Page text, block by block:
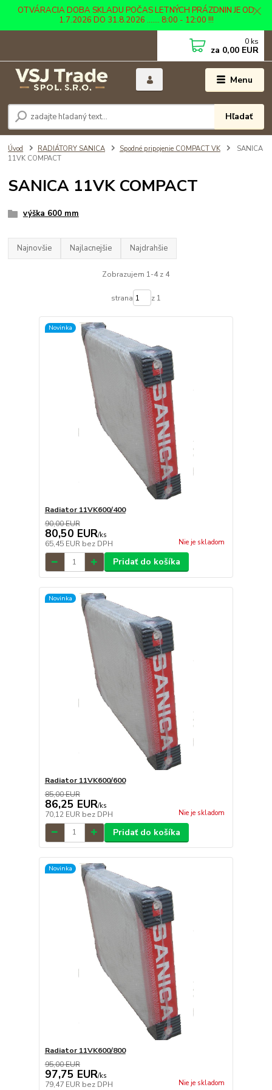
OTVÁRACIA DOBA SKLADU POČAS LETNÝCH PRÁZDNIN JE OD
1.7.2026 DO 31.8.2026 ....... 8:00 - 12:00 !!!
Menu
Hľadať
0 ks
za 0,00 EUR
Úvod RADIÁTORY SANICA Spodné pripojenie COMPACT VK
SANICA
11VK COMPACT
SANICA 11VK COMPACT
výška 600 mm
Najnovšie Najlacnejšie Najdrahšie
Zobrazujem 1-4 z 4
strana z 1
Novinka
Radiator 11VK600/400
90,00 EUR
80,50 EUR/ks
65,45 EUR bez DPH Nie je skladom
Pridať do košíka
Novinka
Radiator 11VK600/600
85,00 EUR
86,25 EUR/ks
70,12 EUR bez DPH Nie je skladom
Pridať do košíka
Novinka
Radiator 11VK600/800
95,00 EUR
97,75 EUR/ks
79,47 EUR bez DPH Nie je skladom